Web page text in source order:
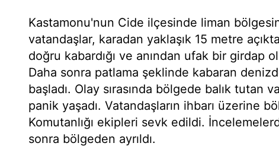
Kastamonu'nun Cide ilçesinde liman
vatandaşlar, karadan yaklaşık 15 metre
doğru kabardığı ve anından ufak bir girdap
Daha sonra patlama şeklinde kabaran
başladı. Olay sırasında bölgede balık tutan
panik yaşadı. Vatandaşların ihbarı üzerine
Komutanlığı ekipleri sevk edildi.
sonra bölgeden ayrıldı.